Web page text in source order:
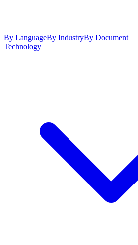
By LanguageBy IndustryBy Document
Technology